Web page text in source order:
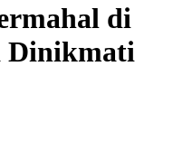
di
Dinikmati